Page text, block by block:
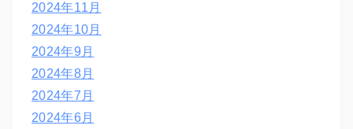
2024年11月
2024年10月
2024年9月
2024年8月
2024年7月
2024年6月